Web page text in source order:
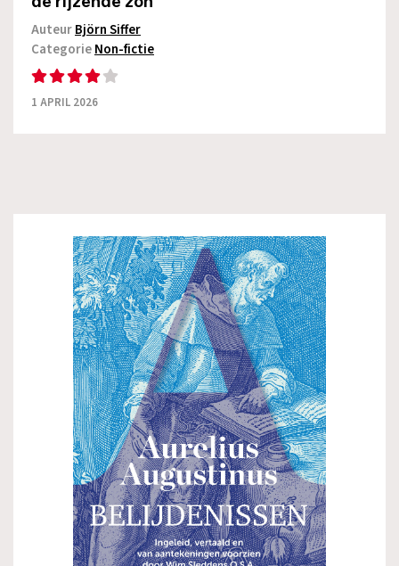
AuteurBjörn Siffer
CategorieNon-fictie
1 APRIL 2026